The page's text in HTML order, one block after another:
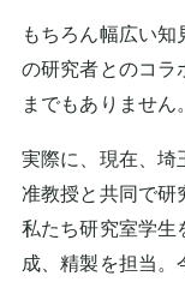
もちろん幅広い
の研究者とのコラ
までもありません。
実際に、現在、埼
准教授と共同で研
私たち研究室学生
成、精製を担当。